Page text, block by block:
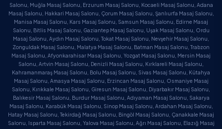
Salonu, Muğla Masaj Salonu, Erzurum Masaj Salonu, Kocaeli Masaj Salonu, Adana
Masaj Salonu, Hakkari Masaj Salonu, Çorum Masaj Salonu, Şanlıurfa Masaj Salonu,
Manisa Masaj Salonu, Kars Masaj Salonu, Samsun Masaj Salonu, Edirne Masaj
Salonu, Bitlis Masaj Salonu, Gaziantep Masaj Salonu, Uşak Masaj Salonu, Ordu
Masaj Salonu, Aydın Masaj Salonu, Tokat Masaj Salonu, Nevşehir Masaj Salonu,
Zonguldak Masaj Salonu, Malatya Masaj Salonu, Batman Masaj Salonu, Trabzon
Masaj Salonu, Afyonkarahisar Masaj Salonu, Yozgat Masaj Salonu, Mersin Masaj
Salonu, Artvin Masaj Salonu, Denizli Masaj Salonu, Kırklareli Masaj Salonu,
Kahramanmaraş Masaj Salonu, Bolu Masaj Salonu, Sivas Masaj Salonu, Kütahya
Masaj Salonu, Amasya Masaj Salonu, Erzincan Masaj Salonu, Osmaniye Masaj
Salonu, Kırıkkale Masaj Salonu, Giresun Masaj Salonu, Diyarbakır Masaj Salonu,
Balıkesir Masaj Salonu, Burdur Masaj Salonu, Adıyaman Masaj Salonu, Sakarya
Masaj Salonu, Karabük Masaj Salonu, Sinop Masaj Salonu, Ardahan Masaj Salonu,
Hatay Masaj Salonu, Tekirdağ Masaj Salonu, Bingöl Masaj Salonu, Çanakkale Masaj
Salonu, Isparta Masaj Salonu, Yalova Masaj Salonu, Ağrı Masaj Salonu, Elazığ Masaj